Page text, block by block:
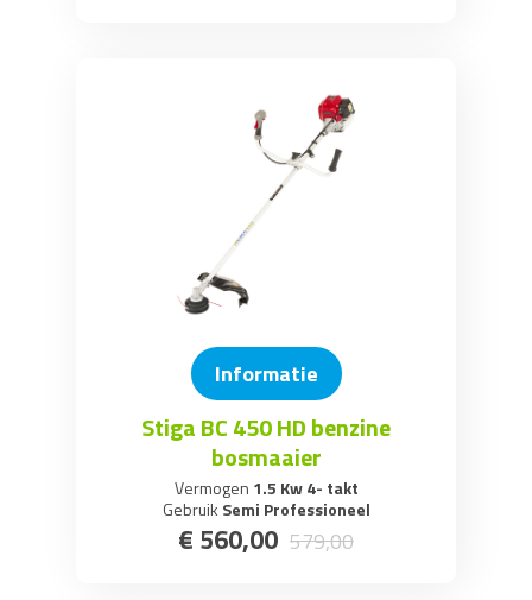
Informatie
Stiga BC 450 HD benzine
bosmaaier
Vermogen 1.5 Kw 4- takt
Gebruik Semi Professioneel
€ 560,00 579,00